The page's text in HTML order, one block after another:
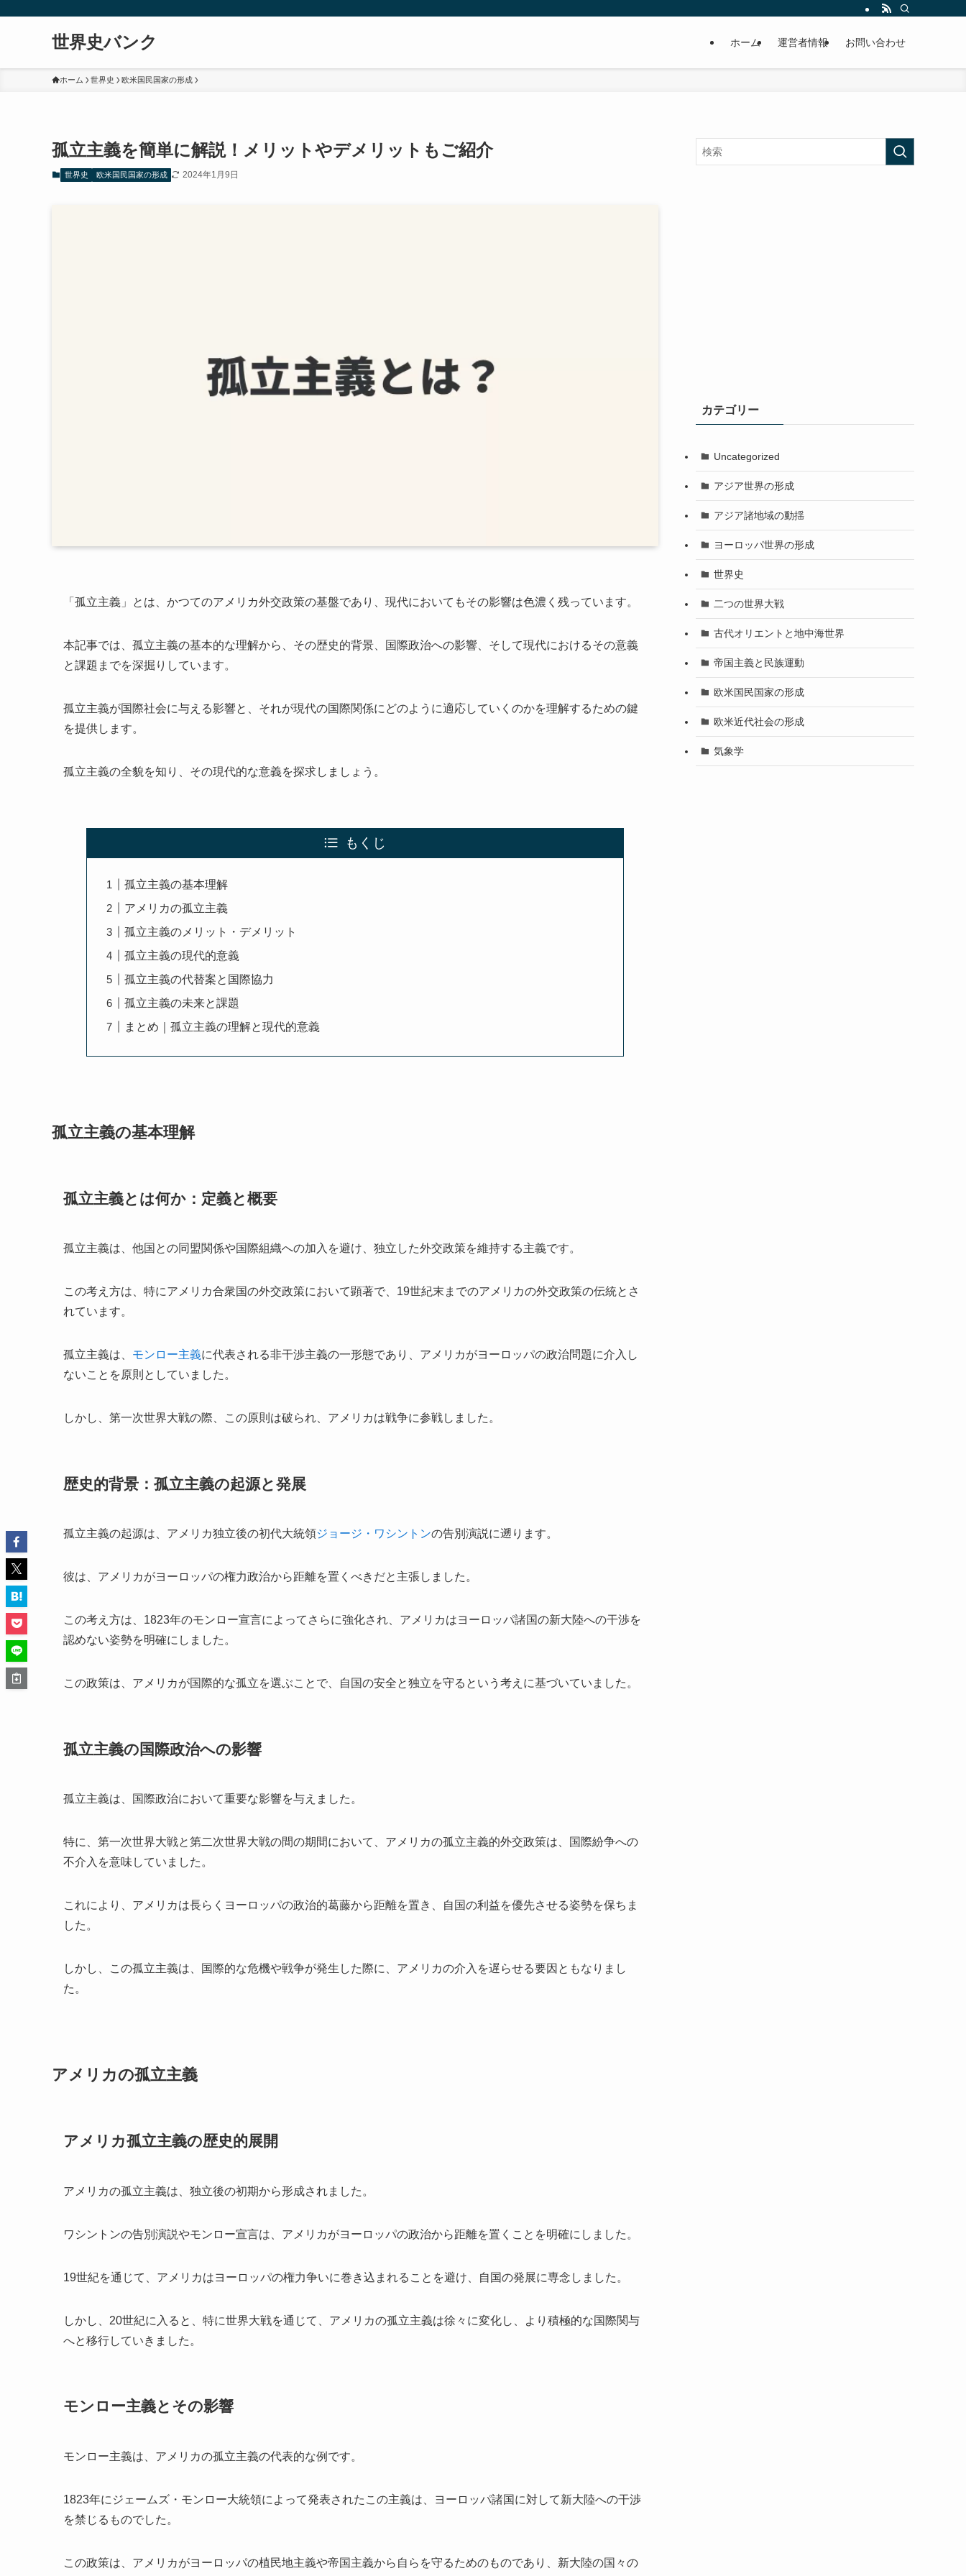
世界史バンク ホーム 運営者情報 お問い合わせ
ホーム 世界史 欧米国民国家の形成
孤立主義を簡単に解説！メリットやデメリットもご紹介
世界史 欧米国民国家の形成 2024年1月9日
「孤立主義」とは、かつてのアメリカ外交政策の基盤であり、現代においてもその影響は色濃く残っています。
本記事では、孤立主義の基本的な理解から、その歴史的背景、国際政治への影響、そして現代におけるその意義
と課題までを深掘りしています。
孤立主義が国際社会に与える影響と、それが現代の国際関係にどのように適応していくのかを理解するための鍵
を提供します。
孤立主義の全貌を知り、その現代的な意義を探求しましょう。
もくじ
孤立主義の基本理解
アメリカの孤立主義
孤立主義のメリット・デメリット
孤立主義の現代的意義
孤立主義の代替案と国際協力
孤立主義の未来と課題
まとめ｜孤立主義の理解と現代的意義
孤立主義の基本理解
孤立主義とは何か：定義と概要
孤立主義は、他国との同盟関係や国際組織への加入を避け、独立した外交政策を維持する主義です。
この考え方は、特にアメリカ合衆国の外交政策において顕著で、19世紀末までのアメリカの外交政策の伝統とさ
れています。
孤立主義は、 モンロー主義に代表される非干渉主義の一形態であり、アメリカがヨーロッパの政治問題に介入し
ないことを原則としていました。
しかし、第一次世界大戦の際、この原則は破られ、アメリカは戦争に参戦しました。
歴史的背景：孤立主義の起源と発展
孤立主義の起源は、アメリカ独立後の初代大統領ジョージ・ワシントンの告別演説に遡ります。
彼は、アメリカがヨーロッパの権力政治から距離を置くべきだと主張しました。
この考え方は、1823年のモンロー宣言によってさらに強化され、アメリカはヨーロッパ諸国の新大陸への干渉を
認めない姿勢を明確にしました。
この政策は、アメリカが国際的な孤立を選ぶことで、自国の安全と独立を守るという考えに基づいていました。
孤立主義の国際政治への影響
孤立主義は、国際政治において重要な影響を与えました。
特に、第一次世界大戦と第二次世界大戦の間の期間において、アメリカの孤立主義的外交政策は、国際紛争への
不介入を意味していました。
これにより、アメリカは長らくヨーロッパの政治的葛藤から距離を置き、自国の利益を優先させる姿勢を保ちま
した。
しかし、この孤立主義は、国際的な危機や戦争が発生した際に、アメリカの介入を遅らせる要因ともなりまし
た。
アメリカの孤立主義
アメリカ孤立主義の歴史的展開
アメリカの孤立主義は、独立後の初期から形成されました。
ワシントンの告別演説やモンロー宣言は、アメリカがヨーロッパの政治から距離を置くことを明確にしました。
19世紀を通じて、アメリカはヨーロッパの権力争いに巻き込まれることを避け、自国の発展に専念しました。
しかし、20世紀に入ると、特に世界大戦を通じて、アメリカの孤立主義は徐々に変化し、より積極的な国際関与
へと移行していきました。
モンロー主義とその影響
モンロー主義は、アメリカの孤立主義の代表的な例です。
1823年にジェームズ・モンロー大統領によって発表されたこの主義は、ヨーロッパ諸国に対して新大陸への干渉
を禁じるものでした。
この政策は、アメリカがヨーロッパの植民地主義や帝国主義から自らを守るためのものであり、新大陸の国々の
カテゴリー
Uncategorized
アジア世界の形成
アジア諸地域の動揺
ヨーロッパ世界の形成
世界史
二つの世界大戦
古代オリエントと地中海世界
帝国主義と民族運動
欧米国民国家の形成
欧米近代社会の形成
気象学